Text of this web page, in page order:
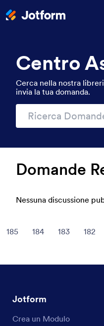
Centro
Cerca nella nostra
invia la tua domanda.
Domande
Nessuna discussione
185 184 183 182
Jotform
Crea un Modulo